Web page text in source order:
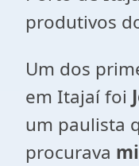
produtivos
Um dos
em Itajaí foi
um paulista
procurava